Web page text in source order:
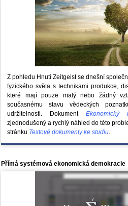
Z pohledu Hnutí Zeitgeist se dnešní
fyzického světa s technikami produkce,
které mají pouze malý nebo žádný
současnému stavu vědeckých
udržitelnosti. DokumentEkonomický
zjednodušený a rychlý náhled do této
stránku Textové dokumenty ke studiu
Přímá systémová ekonomická demokracie